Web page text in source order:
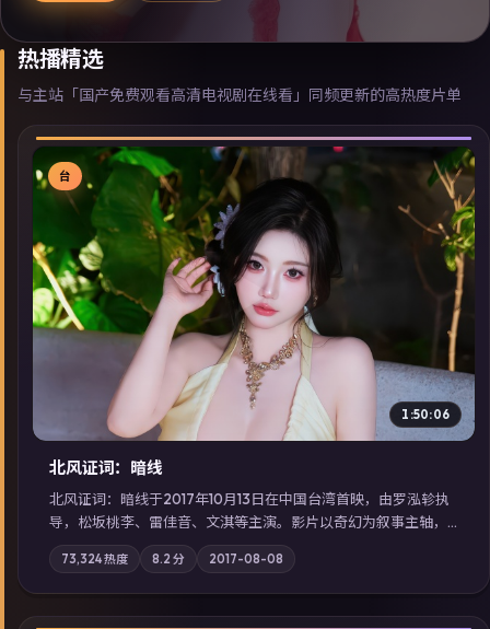
热播精选
与主站「国产免费观看高清电视剧在线看」同频更新的高热度片单
▶
台
1:50:06
北风证词：暗线
北风证词：暗线于2017年10月13日在中国台湾首映，由罗泓轸执
导，松坂桃李、雷佳音、文淇等主演。影片以奇幻为叙事主轴，
旧案重提，真相与谎言在同一条时间线上交锋；摄影与配乐强化
地域气质；站内亦可通过「国产免费观看高清电视剧在线看」延
展检索同类型高分佳作，畅享高清在线追剧体验。
73,324热度 8.2 分 2017-08-08